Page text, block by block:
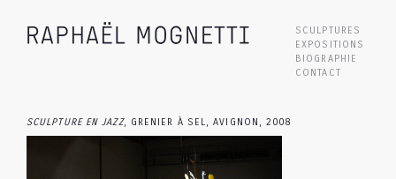
SCULPTURES
EXPOSITIONS
BIOGRAPHIE
CONTACT
SCULPTURE EN JAZZ, GRENIER À SEL, AVIGNON, 2008